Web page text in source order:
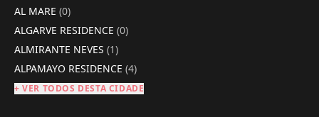
AL MARE (0)
ALGARVE RESIDENCE (0)
ALMIRANTE NEVES (1)
ALPAMAYO RESIDENCE (4)
+ VER TODOS DESTA CIDADE